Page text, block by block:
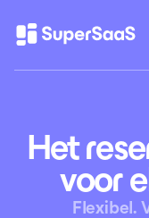
Het
voor
Flexibel.